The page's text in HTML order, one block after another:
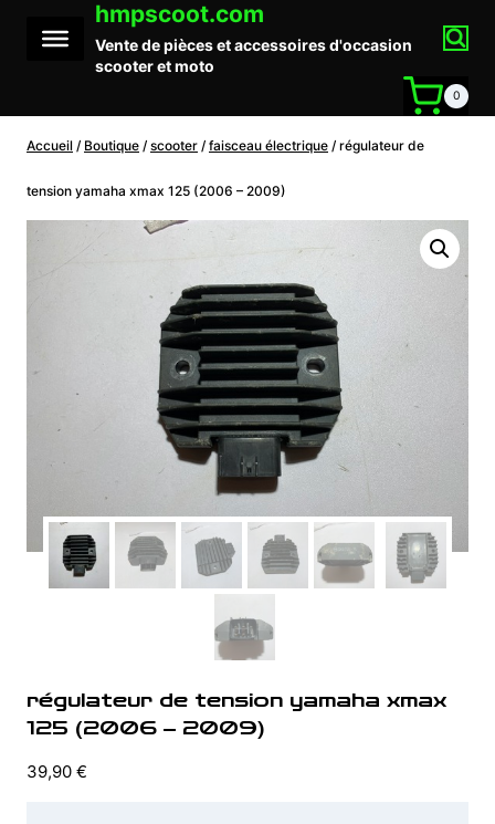
contenu
hmpscoot.com
Vente de pièces et accessoires d'occasion
scooter et moto
0
Accueil / Boutique / scooter / faisceau électrique / régulateur de
tension yamaha xmax 125 (2006 – 2009)
régulateur de tension yamaha xmax
125 (2006 – 2009)
39,90 €